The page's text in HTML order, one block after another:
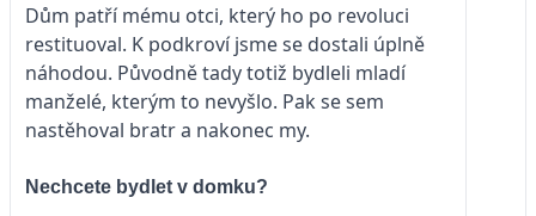
Dům patří mému otci, který ho po revoluci
restituoval. K podkroví jsme se dostali úplně
náhodou. Původně tady totiž bydleli mladí
manželé, kterým to nevyšlo. Pak se sem
nastěhoval bratr a nakonec my.
Nechcete bydlet v domku?